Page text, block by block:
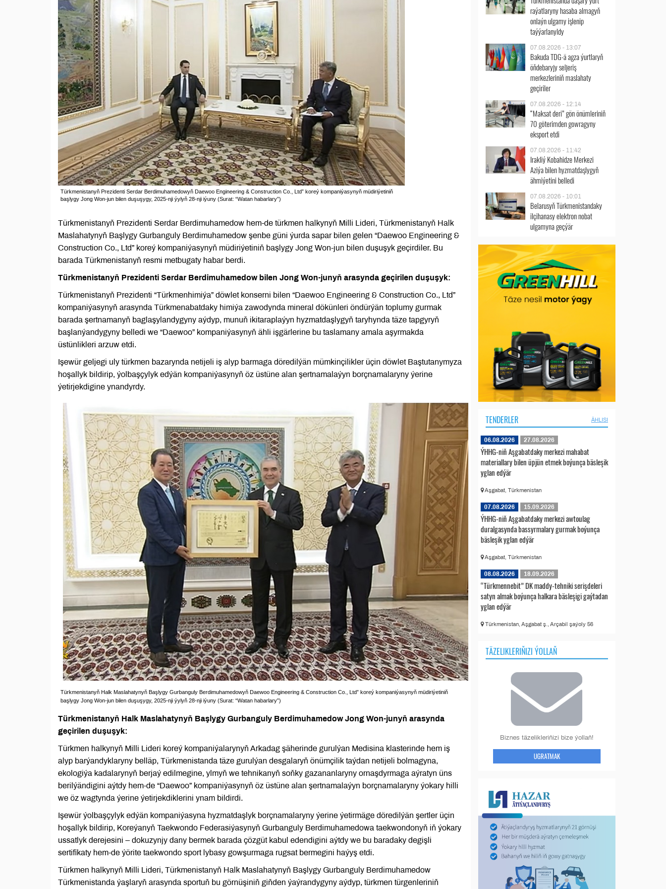
Türkmenistanyň Prezidenti Serdar Berdimuhamedowyň Daewoo Engineering & Construction Co., Ltd” koreý kompaniýasynyň müdiriýetiniň
başlygy Jong Won-jun bilen duşuşygy, 2025-nji ýylyň 28-nji iýuny (Surat: “Watan habarlary”)
Türkmenistanyň Prezidenti Serdar Berdimuhamedow hem-de türkmen halkynyň Milli Lideri, Türkmenistanyň Halk
Maslahatynyň Başlygy Gurbanguly Berdimuhamedow şenbe güni ýurda sapar bilen gelen “Daewoo Engineering &
Construction Co., Ltd” koreý kompaniýasynyň müdiriýetiniň başlygy Jong Won-jun bilen duşuşyk geçirdiler. Bu
barada Türkmenistanyň resmi metbugaty habar berdi.
Türkmenistanyň Prezidenti Serdar Berdimuhamedow bilen Jong Won-junyň arasynda geçirilen duşuşyk:
Türkmenistanyň Prezidenti “Türkmenhimiýa” döwlet konserni bilen “Daewoo Engineering & Construction Co., Ltd”
kompaniýasynyň arasynda Türkmenabatdaky himiýa zawodynda mineral dökünleri öndürýän toplumy gurmak
barada şertnamanyň baglaşylandygyny aýdyp, munuň ikitaraplaýyn hyzmatdaşlygyň taryhynda täze tapgyryň
başlanýandygyny belledi we “Daewoo” kompaniýasynyň ähli işgärlerine bu taslamany amala aşyrmakda
üstünlikleri arzuw etdi.
Işewür geljegi uly türkmen bazarynda netijeli iş alyp barmaga döredilýän mümkinçilikler üçin döwlet Baştutanymyza
hoşallyk bildirip, ýolbaşçylyk edýän kompaniýasynyň öz üstüne alan şertnamalaýyn borçnamalaryny ýerine
ýetirjekdigine ynandyrdy.
Türkmenistanyň Halk Maslahatynyň Başlygy Gurbanguly Berdimuhamedowyň Daewoo Engineering & Construction Co., Ltd” koreý kompaniýasynyň müdiriýetiniň
başlygy Jong Won-jun bilen duşuşygy, 2025-nji ýylyň 28-nji iýuny (Surat: “Watan habarlary”)
Türkmenistanyň Halk Maslahatynyň Başlygy Gurbanguly Berdimuhamedow Jong Won-junyň arasynda
geçirilen duşuşyk:
Türkmen halkynyň Milli Lideri koreý kompaniýalarynyň Arkadag şäherinde gurulýan Medisina klasterinde hem iş
alyp barýandyklaryny belläp, Türkmenistanda täze gurulýan desgalaryň önümçilik taýdan netijeli bolmagyna,
ekologiýa kadalarynyň berjaý edilmegine, ylmyň we tehnikanyň soňky gazananlaryny ornaşdyrmaga aýratyn üns
berilýändigini aýtdy hem-de “Daewoo” kompaniýasynyň öz üstüne alan şertnamalaýyn borçnamalaryny ýokary hilli
we öz wagtynda ýerine ýetirjekdiklerini ynam bildirdi.
Işewür ýolbaşçylyk edýän kompaniýasyna hyzmatdaşlyk borçnamalaryny ýerine ýetirmäge döredilýän şertler üçin
hoşallyk bildirip, Koreýanyň Taekwondo Federasiýasynyň Gurbanguly Berdimuhamedowa taekwondonyň iň ýokary
ussatlyk derejesini – dokuzynjy dany bermek barada çözgüt kabul edendigini aýtdy we bu baradaky degişli
sertifikaty hem-de ýörite taekwondo sport lybasy gowşurmaga rugsat bermegini haýyş etdi.
Türkmen halkynyň Milli Lideri, Türkmenistanyň Halk Maslahatynyň Başlygy Gurbanguly Berdimuhamedow
Türkmenistanda ýaşlaryň arasynda sportuň bu görnüşiniň giňden ýaýrandygyny aýdyp, türkmen türgenleriniň
raýatlaryny hasaba almagyň
onlaýn ulgamy işlenip
taýýarlanyldy
07.08.2026 - 13:07
Bakuda TDG-ä agza ýurtlaryň
öňdebaryjy seljeriş
merkezleriniň maslahaty
geçiriler
07.08.2026 - 12:14
“Maksat deri” gön önümleriniň
70 göterimden gowragyny
eksport etdi
07.08.2026 - 11:42
Irakliý Kobahidze Merkezi
Aziýa bilen hyzmatdaşlygyň
ähmiýetini belledi
07.08.2026 - 10:01
Belarusyň Türkmenistandaky
ilçihanasy elektron nobat
ulgamyna geçýär
TENDERLER ÄHLISI
06.08.2026 27.08.2026
ÝHHG-niň Aşgabatdaky merkezi mahabat
materiallary bilen üpjün etmek boýunça bäsleşik
yglan edýär
Aşgabat, Türkmenistan
07.08.2026 15.09.2026
ÝHHG-niň Aşgabatdaky merkezi awtoulag
duralgasynda bassyrmalary gurmak boýunça
bäsleşik yglan edýär
Aşgabat, Türkmenistan
08.08.2026 18.09.2026
“Türkmennebit” DK maddy-tehniki serişdeleri
satyn almak boýunça halkara bäsleşigi gaýtadan
yglan edýär
Türkmenistan, Aşgabat ş., Arçabil şaýoly 56
TÄZELIKLERIŇIZI ÝOLLAŇ
Biznes täzelikleriňizi bize ýollaň!
UGRATMAK